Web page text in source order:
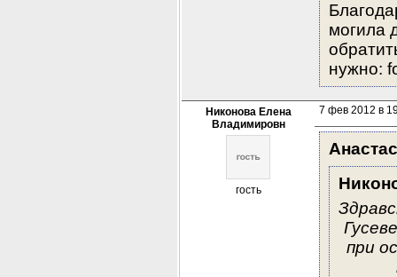
могила
нужно:
Никонова Елена
Владимировн
гость
7 фев 2012 в
при